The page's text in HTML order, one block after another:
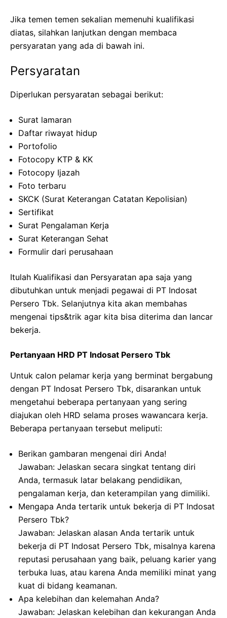
Jika temen temen sekalian memenuhi kualifikasi
diatas, silahkan lanjutkan dengan membaca
persyaratan yang ada di bawah ini.
Persyaratan
Diperlukan persyaratan sebagai berikut:
Surat lamaran
Daftar riwayat hidup
Portofolio
Fotocopy KTP & KK
Fotocopy Ijazah
Foto terbaru
SKCK (Surat Keterangan Catatan Kepolisian)
Sertifikat
Surat Pengalaman Kerja
Surat Keterangan Sehat
Formulir dari perusahaan
Itulah Kualifikasi dan Persyaratan apa saja yang
dibutuhkan untuk menjadi pegawai di PT Indosat
Persero Tbk. Selanjutnya kita akan membahas
mengenai tips&trik agar kita bisa diterima dan lancar
bekerja.
Pertanyaan HRD PT Indosat Persero Tbk
Untuk calon pelamar kerja yang berminat bergabung
dengan PT Indosat Persero Tbk, disarankan untuk
mengetahui beberapa pertanyaan yang sering
diajukan oleh HRD selama proses wawancara kerja.
Beberapa pertanyaan tersebut meliputi:
Berikan gambaran mengenai diri Anda!
Jawaban: Jelaskan secara singkat tentang diri
Anda, termasuk latar belakang pendidikan,
pengalaman kerja, dan keterampilan yang dimiliki.
Mengapa Anda tertarik untuk bekerja di PT Indosat
Persero Tbk?
Jawaban: Jelaskan alasan Anda tertarik untuk
bekerja di PT Indosat Persero Tbk, misalnya karena
reputasi perusahaan yang baik, peluang karier yang
terbuka luas, atau karena Anda memiliki minat yang
kuat di bidang keamanan.
Apa kelebihan dan kelemahan Anda?
Jawaban: Jelaskan kelebihan dan kekurangan Anda